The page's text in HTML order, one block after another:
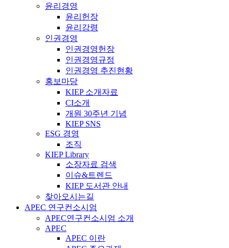
윤리경영
윤리헌장
윤리강령
인권경영
인권경영헌장
인권경영규정
인권경영 추진현황
홍보마당
KIEP 소개자료
CI소개
개원 30주년 기념
KIEP SNS
ESG 경영
조직
KIEP Library
소장자료 검색
이슈&트렌드
KIEP 도서관 안내
찾아오시는길
APEC 연구컨소시엄
APEC연구컨소시엄 소개
APEC
APEC 이란